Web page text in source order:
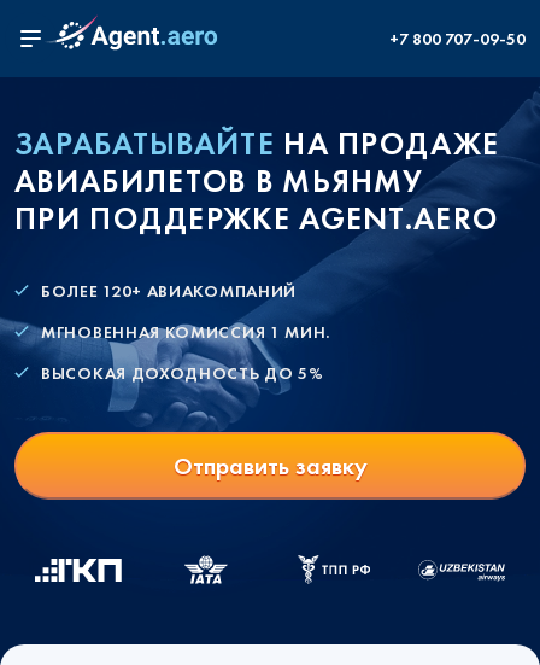
+7 800 707-09-50
ЗАРАБАТЫВАЙТЕ НА ПРОДАЖЕ
АВИАБИЛЕТОВ В МЬЯНМУ
ПРИ ПОДДЕРЖКЕ AGENT.AERO
БОЛЕЕ 120+ АВИАКОМПАНИЙ
МГНОВЕННАЯ КОМИССИЯ 1 МИН.
ВЫСОКАЯ ДОХОДНОСТЬ ДО 5%
Отправить заявку